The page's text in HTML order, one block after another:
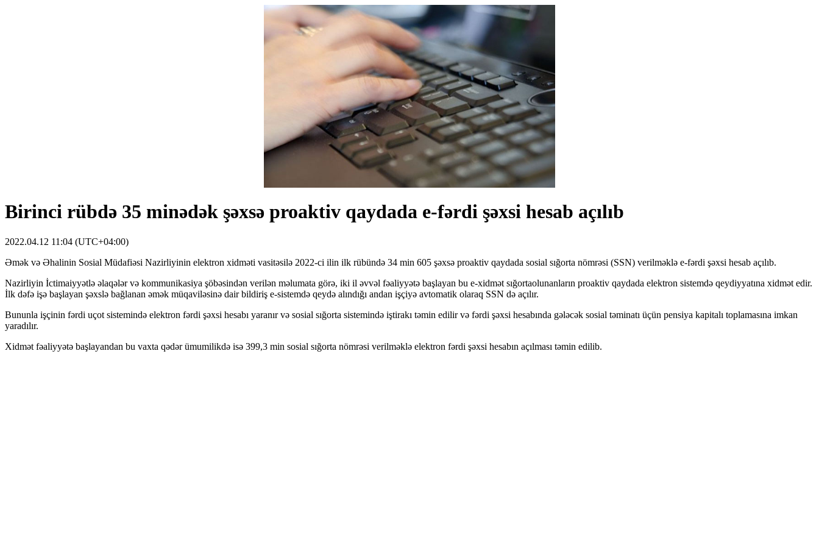
Birinci rübdə 35 minədək şəxsə proaktiv qaydada e-fərdi şəxsi hesab açılıb
2022.04.12 11:04 (UTC+04:00)
Əmək və Əhalinin Sosial Müdafiəsi Nazirliyinin elektron xidməti vasitəsilə 2022-ci ilin ilk rübündə 34 min 605 şəxsə proaktiv qaydada sosial sığorta nömrəsi (SSN) verilməklə e-fərdi şəxsi hesab açılıb.
Nazirliyin İctimaiyyətlə əlaqələr və kommunikasiya şöbəsindən verilən məlumata görə, iki il əvvəl fəaliyyətə başlayan bu e-xidmət sığortaolunanların proaktiv qaydada elektron sistemdə qeydiyyatına xidmət edir.
İlk dəfə işə başlayan şəxslə bağlanan əmək müqaviləsinə dair bildiriş e-sistemdə qeydə alındığı andan işçiyə avtomatik olaraq SSN də açılır.
Bununla işçinin fərdi uçot sistemində elektron fərdi şəxsi hesabı yaranır və sosial sığorta sistemində iştirakı təmin edilir və fərdi şəxsi hesabında gələcək sosial təminatı üçün pensiya kapitalı toplamasına imkan
yaradılır.
Xidmət fəaliyyətə başlayandan bu vaxta qədər ümumilikdə isə 399,3 min sosial sığorta nömrəsi verilməklə elektron fərdi şəxsi hesabın açılması təmin edilib.